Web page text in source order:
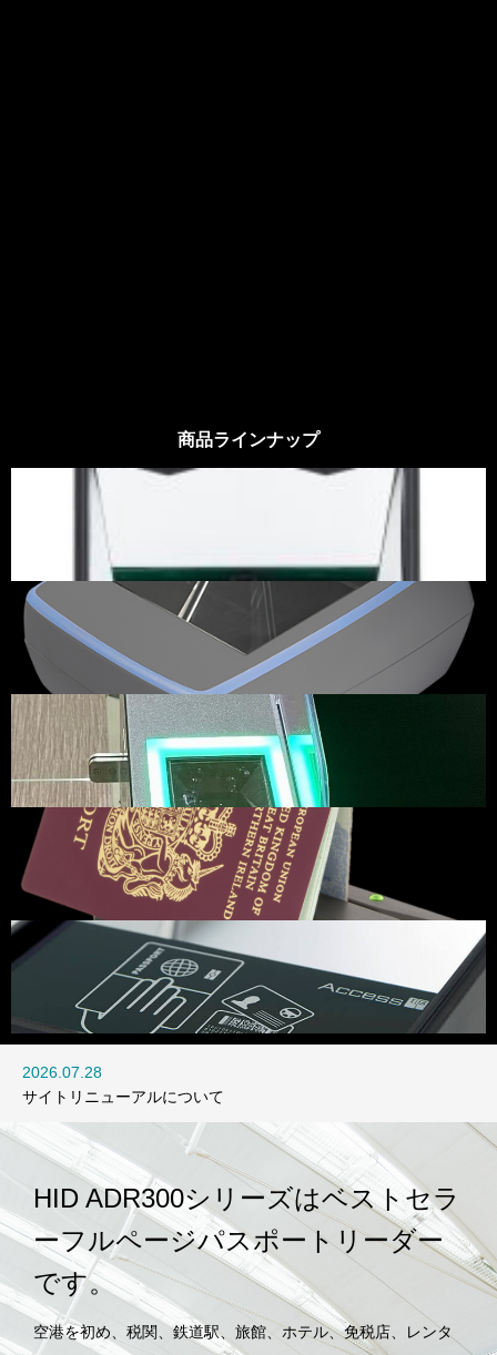
商品ラインナップ
2026.07.28
サイトリニューアルについて
HID ADR300シリーズはベストセラ
ーフルページパスポートリーダー
です。
空港を初め、税関、鉄道駅、旅館、ホテル、免税店、レンタ